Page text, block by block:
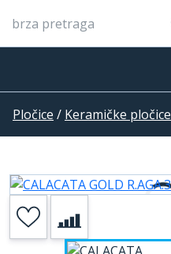
Pločice / Keramičke pločice